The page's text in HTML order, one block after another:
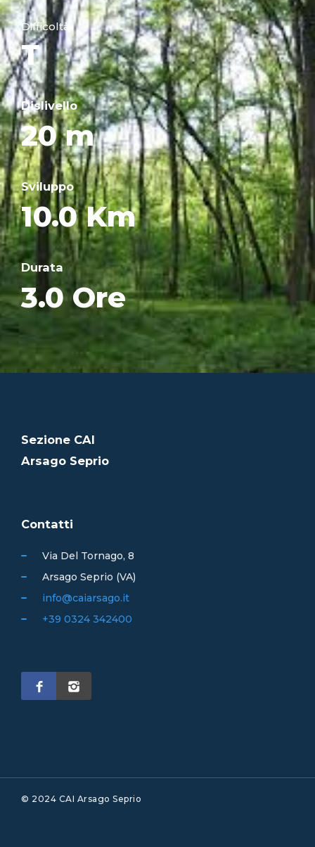
Difficoltà
T
Dislivello
20 m
Sviluppo
10.0 Km
Durata
3.0 Ore
Sezione CAI
Arsago Seprio
Contatti
Via Del Tornago, 8
Arsago Seprio (VA)
info@caiarsago.it
+39 0324 342400
© 2024 CAI Arsago Seprio